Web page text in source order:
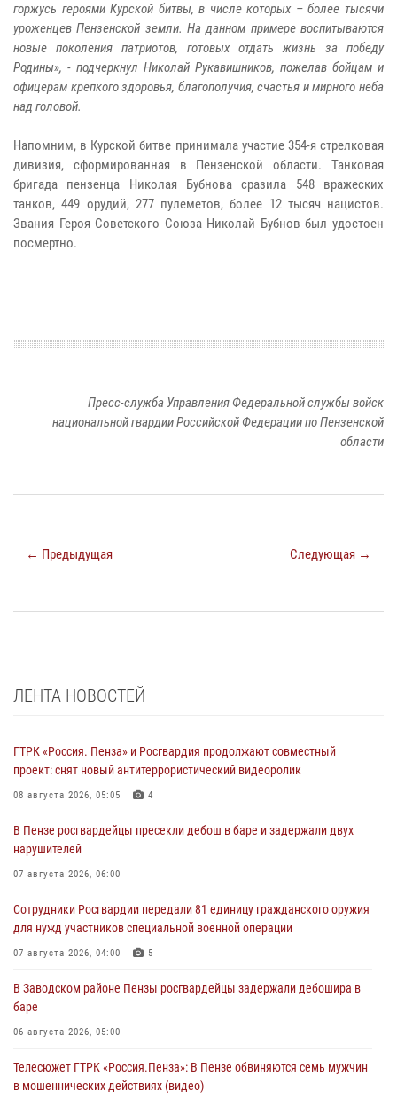
горжусь героями Курской битвы, в числе которых – более тысячи
уроженцев Пензенской земли. На данном примере воспитываются
новые поколения патриотов, готовых отдать жизнь за победу
Родины», - подчеркнул Николай Рукавишников, пожелав бойцам и
офицерам крепкого здоровья, благополучия, счастья и мирного неба
над головой.
Напомним, в Курской битве принимала участие 354-я стрелковая
дивизия, сформированная в Пензенской области. Танковая
бригада пензенца Николая Бубнова сразила 548 вражеских
танков, 449 орудий, 277 пулеметов, более 12 тысяч нацистов.
Звания Героя Советского Союза Николай Бубнов был удостоен
посмертно.
Пресс-служба Управления Федеральной службы войск
национальной гвардии Российской Федерации по Пензенской
области
← Предыдущая Следующая →
ЛЕНТА НОВОСТЕЙ
ГТРК «Россия. Пенза» и Росгвардия продолжают совместный
проект: снят новый антитеррористический видеоролик
08 августа 2026, 05:05 4
В Пензе росгвардейцы пресекли дебош в баре и задержали двух
нарушителей
07 августа 2026, 06:00
Сотрудники Росгвардии передали 81 единицу гражданского оружия
для нужд участников специальной военной операции
07 августа 2026, 04:00 5
В Заводском районе Пензы росгвардейцы задержали дебошира в
баре
06 августа 2026, 05:00
Телесюжет ГТРК «Россия.Пенза»: В Пензе обвиняются семь мужчин
в мошеннических действиях (видео)